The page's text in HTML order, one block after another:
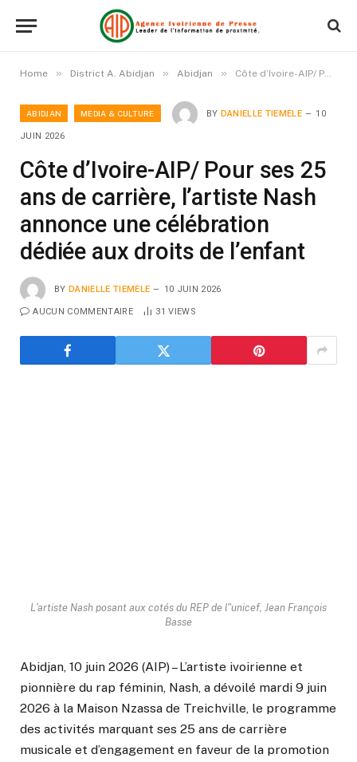
Home » District A. Abidjan » Abidjan » Côte d’Ivoire-AIP/ Pour ses 25 ans de carrière, l’artiste Nash annonce une célébration dédiée aux droits de l’enfant
ABIDJAN MEDIA & CULTURE BY DANIELLE TIEMELE 10
JUIN 2026
Côte d’Ivoire-AIP/ Pour ses 25
ans de carrière, l’artiste Nash
annonce une célébration
dédiée aux droits de l’enfant
BY DANIELLE TIEMELE 10 JUIN 2026
AUCUN COMMENTAIRE 31VIEWS
L'artiste Nash posant aux cotés du REP de l"unicef, Jean François
Basse
Abidjan, 10 juin 2026 (AIP) – L’artiste ivoirienne et
pionnière du rap féminin, Nash, a dévoilé mardi 9 juin
2026 à la Maison Nzassa de Treichville, le programme
des activités marquant ses 25 ans de carrière
musicale et d’engagement en faveur de la promotion